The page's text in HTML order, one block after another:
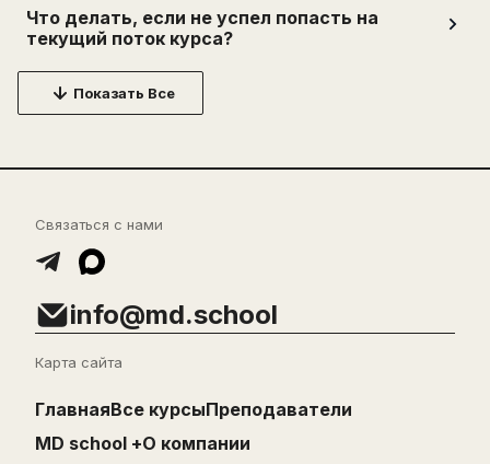
Что делать, если не успел попасть на
текущий поток курса?
Какие варианты оплаты есть?
Что делать, если не пришла ссылка на
оплату?
Можно ли изменить мой тариф?
подошёл?
Показать Все
Связаться с нами
info@md.school
Карта сайта
ГлавнаяВсе курсыПреподаватели
MD school +О компании